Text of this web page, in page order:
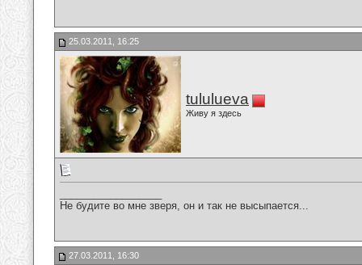
25.03.2011, 16:25
tululueva
Живу я здесь
Не будите во мне зверя, он и так не высыпается...
27.03.2011, 16:30